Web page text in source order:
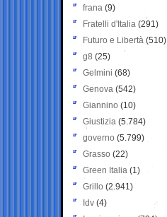
frana (9)
Fratelli d'Italia (291)
Futuro e Libertà (510)
g8 (25)
Gelmini (68)
Genova (542)
Giannino (10)
Giustizia (5.784)
governo (5.799)
Grasso (22)
Green Italia (1)
Grillo (2.941)
Idv (4)